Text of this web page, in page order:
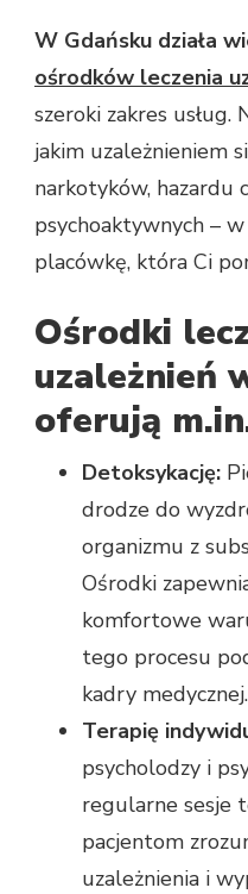
W Gdańsku działa
ośrodków leczenia
szeroki zakres usług.
jakim uzależnieniem
narkotyków, hazardu
psychoaktywnych –
placówkę, która Ci
Ośrodki
uzależnień
oferują
Detoksykację:
drodze do
organizmu z
Ośrodki
komfortowe
tego procesu
kadry medycznej.
Terapię
psycholodzy i
regularne sesje
pacjentom
uzależnienia i